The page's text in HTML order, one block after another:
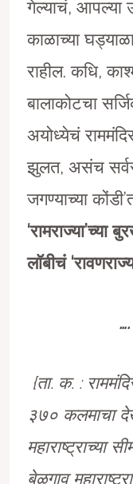
गेल्याचं, आपल्या
काळाच्या
राहील. कधि,
बालाकोटचा
अयोध्येचं
झुलत, असंच
जगण्याच्या
लाॅबीचं
{ता. क. :
३७० कलमाचा
महाराष्ट्राच्या
बेळगाव